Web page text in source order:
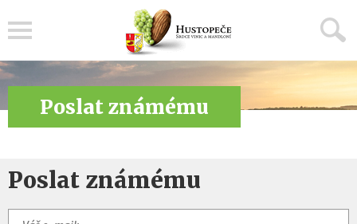
Poslat známému
Poslat známému